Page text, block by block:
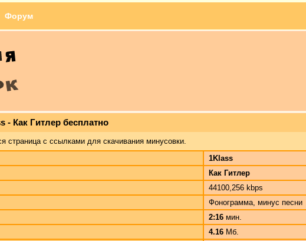
Форум
- Как Гитлер бесплатно
страница с ссылками для скачивания минусовки.
1Klass
Как Гитлер
44100,256 kbps
Фонограмма, минус песни
2:16 мин.
4.16 Мб.